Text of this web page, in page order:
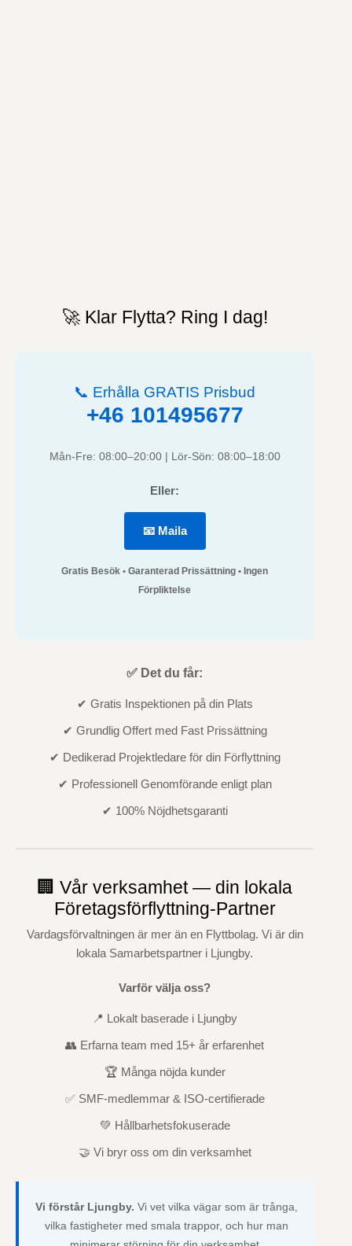
🚀 Klar Flytta? Ring I dag!
📞 Erhålla GRATIS Prisbud
+46 101495677
Mån-Fre: 08:00–20:00 | Lör-Sön: 08:00–18:00
Eller:
📧 Maila
Gratis Besök • Garanterad Prissättning • Ingen
Förpliktelse
✅ Det du får:
✔ Gratis Inspektionen på din Plats
✔ Grundlig Offert med Fast Prissättning
✔ Dedikerad Projektledare för din Förflyttning
✔ Professionell Genomförande enligt plan
✔ 100% Nöjdhetsgaranti
🏢 Vår verksamhet — din lokala
Företagsförflyttning-Partner
Vardagsförvaltningen är mer än en Flyttbolag. Vi är din
lokala Samarbetspartner i Ljungby.
Varför välja oss?
📍 Lokalt baserade i Ljungby
👥 Erfarna team med 15+ år erfarenhet
🏆 Många nöjda kunder
✅ SMF-medlemmar & ISO-certifierade
💚 Hållbarhetsfokuserade
🤝 Vi bryr oss om din verksamhet
Vi förstår Ljungby. Vi vet vilka vägar som är trånga,
vilka fastigheter med smala trappor, och hur man